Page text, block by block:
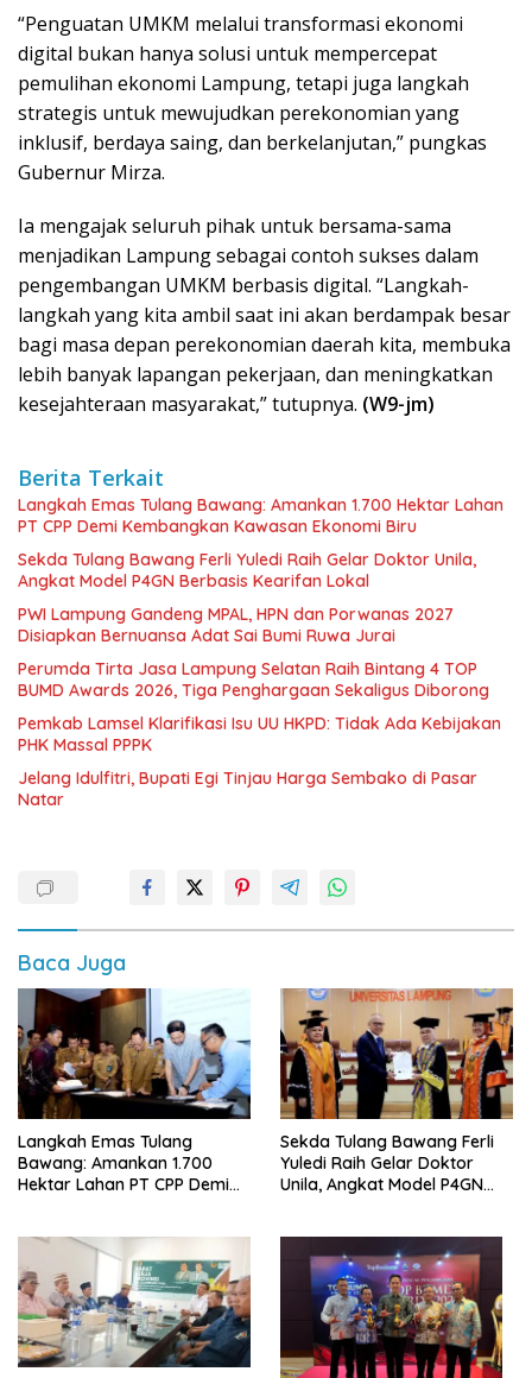
“Penguatan UMKM melalui transformasi ekonomi
digital bukan hanya solusi untuk mempercepat
pemulihan ekonomi Lampung, tetapi juga langkah
strategis untuk mewujudkan perekonomian yang
inklusif, berdaya saing, dan berkelanjutan,” pungkas
Gubernur Mirza.
Ia mengajak seluruh pihak untuk bersama-sama
menjadikan Lampung sebagai contoh sukses dalam
pengembangan UMKM berbasis digital. “Langkah-
langkah yang kita ambil saat ini akan berdampak besar
bagi masa depan perekonomian daerah kita, membuka
lebih banyak lapangan pekerjaan, dan meningkatkan
kesejahteraan masyarakat,” tutupnya. (W9-jm)
Berita Terkait
Langkah Emas Tulang Bawang: Amankan 1.700 Hektar Lahan
PT CPP Demi Kembangkan Kawasan Ekonomi Biru
Sekda Tulang Bawang Ferli Yuledi Raih Gelar Doktor Unila,
Angkat Model P4GN Berbasis Kearifan Lokal
PWI Lampung Gandeng MPAL, HPN dan Porwanas 2027
Disiapkan Bernuansa Adat Sai Bumi Ruwa Jurai
Perumda Tirta Jasa Lampung Selatan Raih Bintang 4 TOP
BUMD Awards 2026, Tiga Penghargaan Sekaligus Diborong
Pemkab Lamsel Klarifikasi Isu UU HKPD: Tidak Ada Kebijakan
PHK Massal PPPK
Jelang Idulfitri, Bupati Egi Tinjau Harga Sembako di Pasar
Natar
Baca Juga
Langkah Emas Tulang
Bawang: Amankan 1.700
Hektar Lahan PT CPP Demi
Sekda Tulang Bawang Ferli
Yuledi Raih Gelar Doktor
Unila, Angkat Model P4GN